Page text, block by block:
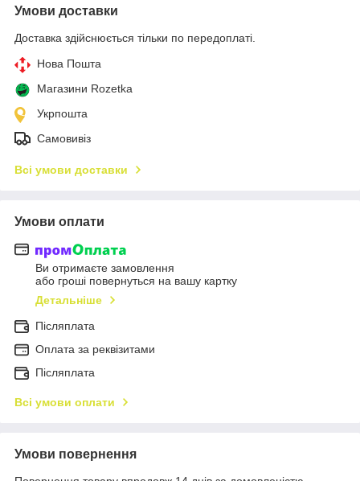
Умови доставки
Доставка здійснюється тільки по передоплаті.
Нова Пошта
Магазини Rozetka
Укрпошта
Самовивіз
Всі умови доставки
Умови оплати
Ви отримаєте замовлення
або гроші повернуться на вашу картку
Детальніше
Післяплата
Оплата за реквізитами
Післяплата
Всі умови оплати
Умови повернення